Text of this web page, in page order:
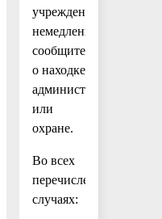
учреждении,
немедленно
сообщите
о находке
администрации
или
охране.
Во всех
перечисленных
случаях: